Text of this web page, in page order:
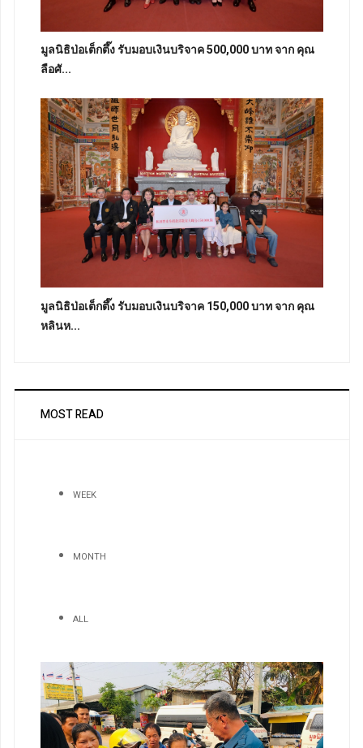
มูลนิธิป่อเต็กตึ๊ง รับมอบเงินบริจาค 500,000 บาท จาก คุณ
ลือศั...
มูลนิธิป่อเต็กตึ๊ง รับมอบเงินบริจาค 150,000 บาท จาก คุณ
หลินห...
MOST READ
WEEK
MONTH
ALL